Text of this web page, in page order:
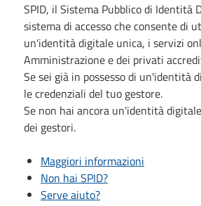
SPID, il Sistema Pubblico di Identità
sistema di accesso che consente di
un'identità digitale unica, i servizi
Amministrazione e dei privati
Se sei già in possesso di un'identità
le credenziali del tuo gestore.
Se non hai ancora un'identità
dei gestori.
Maggiori informazioni
Non hai SPID?
Serve aiuto?